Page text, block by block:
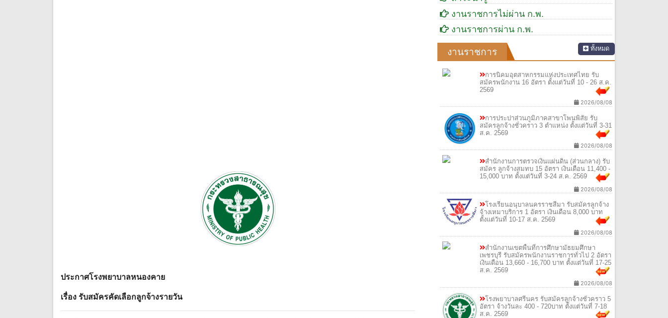
ประกาศโรงพยาบาลหนองคาย
เรื่อง รับสมัครคัดเลือกลูกจ้างรายวัน
งานราชการไม่ผ่าน ก.พ.
งานราชการผ่าน ก.พ.
งานราชการ ทั้งหมด
การนิคมอุตสาหกรรมแห่งประเทศไทย รับ
สมัครพนักงาน 16 อัตรา ตั้งแต่วันที่ 10 - 26 ส.ค.
2569
2026/08/08
การประปาส่วนภูมิภาคสาขาโพนพิสัย รับ
สมัครลูกจ้างชั่วคราว 3 ตำแหน่ง ตั้งแต่วันที่ 3-31
ส.ค. 2569
2026/08/08
สำนักงานการตรวจเงินแผ่นดิน (ส่วนกลาง) รับ
สมัคร ลูกจ้างสมทบ 15 อัตรา เงินเดือน 11,400 -
15,000 บาท ตั้งแต่วันที่ 3-24 ส.ค. 2569
2026/08/08
โรงเรียนอนุบาลนครราชสีมา รับสมัครลูกจ้าง
จ้างเหมาบริการ 1 อัตรา เงินเดือน 8,000 บาท
ตั้งแต่วันที่ 10-17 ส.ค. 2569
2026/08/08
สำนักงานเขตพื้นที่การศึกษามัธยมศึกษา
เพชรบุรี รับสมัครพนักงานราชการทั่วไป 2 อัตรา
เงินเดือน 13,660 - 16,700 บาท ตั้งแต่วันที่ 17-25
ส.ค. 2569
2026/08/08
โรงพยาบาลศรีนคร รับสมัครลูกจ้างชั่วคราว 5
อัตรา จ้างวันละ 400 - 720บาท ตั้งแต่วันที่ 7-18
ส.ค. 2569